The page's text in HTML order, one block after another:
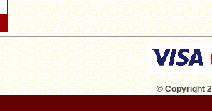
© Copyright